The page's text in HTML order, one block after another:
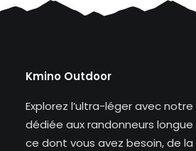
Kmino Outdoor
Explorez l’ultra-léger avec
dédiée aux randonneurs
ce dont vous avez besoin, de